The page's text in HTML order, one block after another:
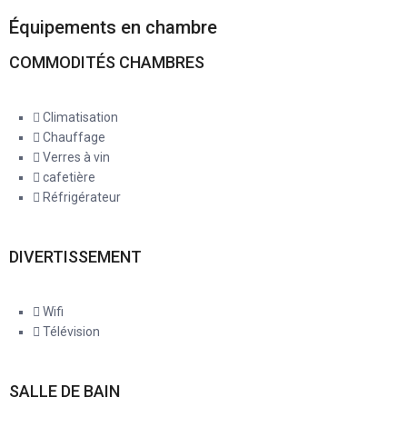
Équipements en chambre
COMMODITÉS CHAMBRES
Climatisation
Chauffage
Verres à vin
cafetière
Réfrigérateur
DIVERTISSEMENT
Wifi
Télévision
SALLE DE BAIN